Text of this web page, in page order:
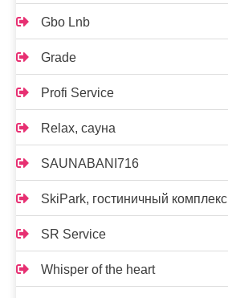
Gbo Lnb
Grade
Profi Service
Relax, сауна
SAUNABANI716
SkiPark, гостиничный комплекс
SR Service
Whisper of the heart